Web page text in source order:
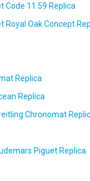
Code 11.59 Replica
Royal Oak Concept
Replica
Replica
Chronomat
Piguet Replica